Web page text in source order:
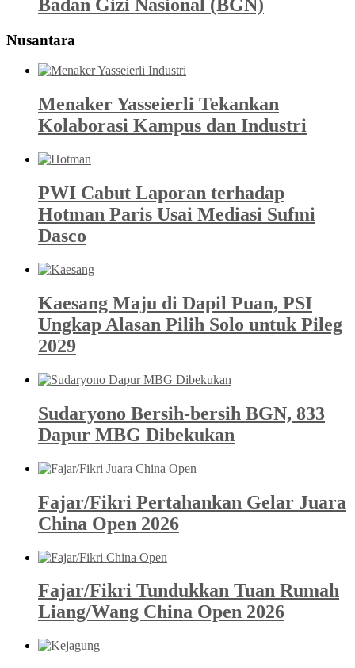
Badan Gizi Nasional (BGN)
Nusantara
Menaker Yasseierli Tekankan
Kolaborasi Kampus dan Industri
PWI Cabut Laporan terhadap
Hotman Paris Usai Mediasi Sufmi
Dasco
Kaesang Maju di Dapil Puan, PSI
Ungkap Alasan Pilih Solo untuk Pileg
2029
Sudaryono Bersih-bersih BGN, 833
Dapur MBG Dibekukan
Fajar/Fikri Pertahankan Gelar Juara
China Open 2026
Fajar/Fikri Tundukkan Tuan Rumah
Liang/Wang China Open 2026